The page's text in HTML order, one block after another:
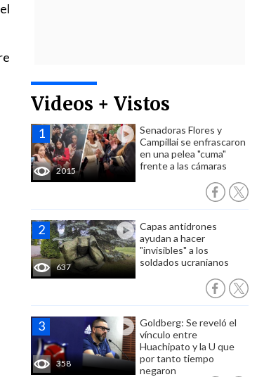
Videos + Vistos
2015
Senadoras Flores y
Campillai se enfrascaron
en una pelea "cuma"
frente a las cámaras
637
Capas antidrones
ayudan a hacer
"invisibles" a los
soldados ucranianos
358
Goldberg: Se reveló el
vínculo entre
Huachipato y la U que
por tanto tiempo
negaron